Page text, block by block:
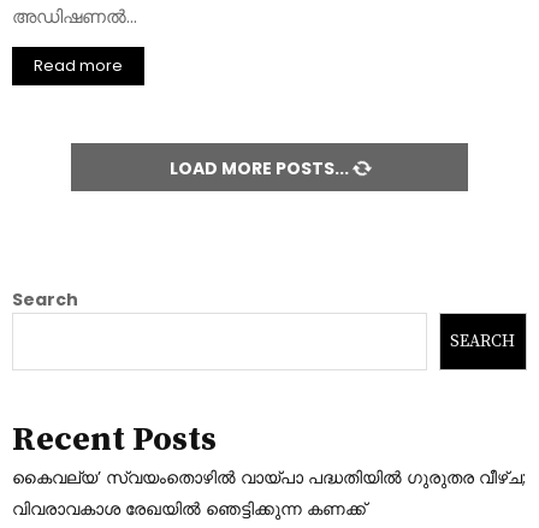
അഡിഷണൽ...
Read more
LOAD MORE POSTS
Search
SEARCH
Recent Posts
കൈവല്യ’ സ്വയംതൊഴിൽ വായ്പാ പദ്ധതിയിൽ ഗുരുതര വീഴ്ച;
വിവരാവകാശ രേഖയിൽ ഞെട്ടിക്കുന്ന കണക്ക്